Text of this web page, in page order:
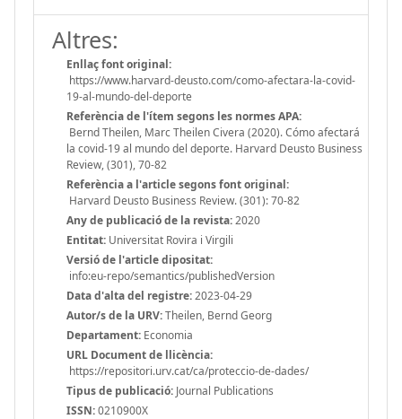
Altres:
Enllaç font original:
https://www.harvard-deusto.com/como-afectara-la-covid-
19-al-mundo-del-deporte
Referència de l'ítem segons les normes APA:
Bernd Theilen, Marc Theilen Civera (2020). Cómo afectará
la covid-19 al mundo del deporte. Harvard Deusto Business
Review, (301), 70-82
Referència a l'article segons font original:
Harvard Deusto Business Review. (301): 70-82
Any de publicació de la revista:2020
Entitat: Universitat Rovira i Virgili
Versió de l'article dipositat:
info:eu-repo/semantics/publishedVersion
Data d'alta del registre:2023-04-29
Autor/s de la URV:Theilen, Bernd Georg
Departament: Economia
URL Document de llicència:
https://repositori.urv.cat/ca/proteccio-de-dades/
Tipus de publicació: Journal Publications
ISSN:0210900X